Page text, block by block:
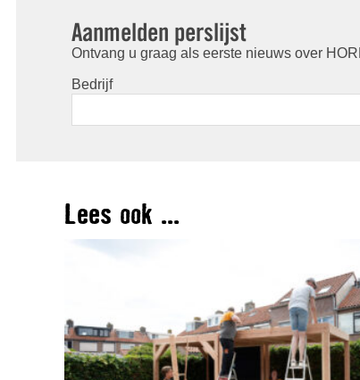
Aanmelden perslijst
Ontvang u graag als eerste nieuws over
Bedrijf
Lees ook ...